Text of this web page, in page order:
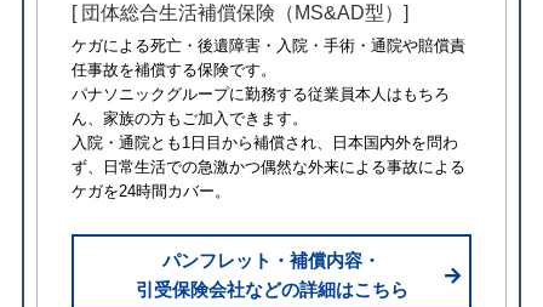
[ 団体総合生活補償保険（MS&AD型）]
ケガによる死亡・後遺障害・入院・手術・通院や賠償責
任事故を補償する保険です。
パナソニックグループに勤務する従業員本人はもちろ
ん、家族の方もご加入できます。
入院・通院とも1日目から補償され、日本国内外を問わ
ず、日常生活での急激かつ偶然な外来による事故による
ケガを24時間カバー。
パンフレット・補償内容・
引受保険会社などの詳細はこちら